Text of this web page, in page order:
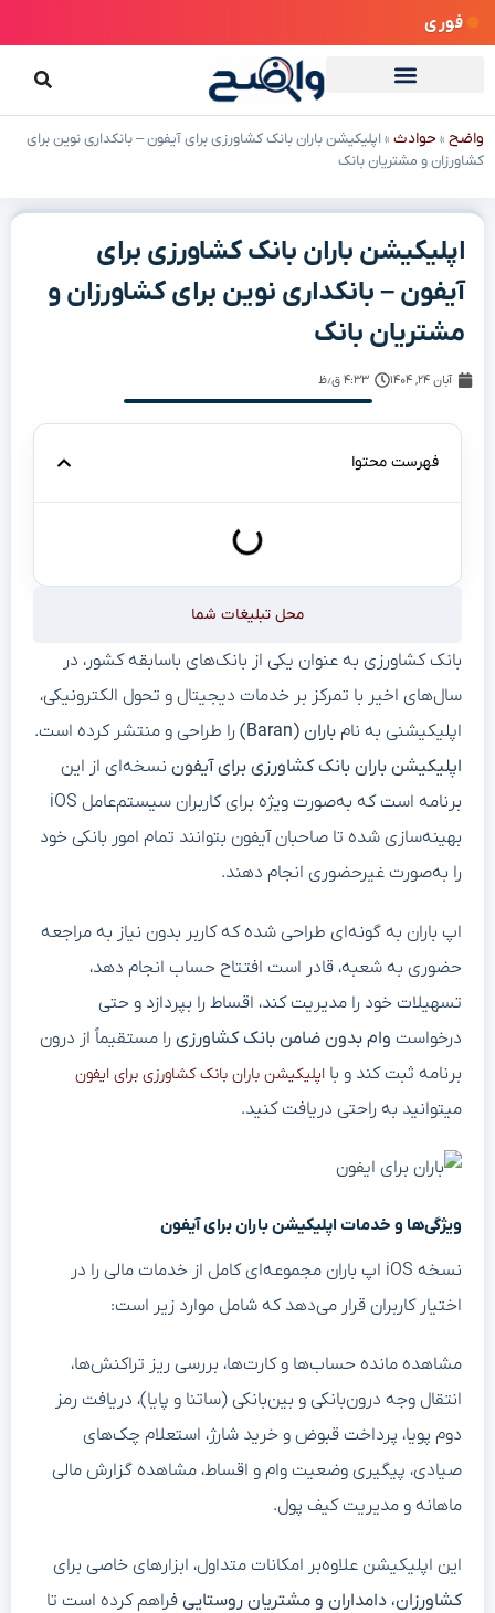
فوری
واضح » حوادث »اپلیکیشن باران بانک کشاورزی برای آیفون – بانکداری نوین برای
کشاورزان و مشتریان بانک
اپلیکیشن باران بانک کشاورزی برای
آیفون – بانکداری نوین برای کشاورزان و
مشتریان بانک
آبان ۲۴, ۱۴۰۴ ۴:۳۳ ق٫ظ
فهرست محتوا
محل تبلیغات شما
بانک کشاورزی به عنوان یکی از بانک‌های باسابقه کشور، در
سال‌های اخیر با تمرکز بر خدمات دیجیتال و تحول الکترونیکی،
اپلیکیشنی به نام باران (Baran)
را طراحی و منتشر کرده است.
اپلیکیشن باران بانک کشاورزی برای آیفون نسخه‌ای از این
برنامه است که به‌صورت ویژه برای کاربران سیستم‌عامل iOS
بهینه‌سازی شده تا صاحبان آیفون بتوانند تمام امور بانکی خود
را به‌صورت غیرحضوری انجام دهند.
اپ باران به گونه‌ای طراحی شده که کاربر بدون نیاز به مراجعه
حضوری به شعبه، قادر است افتتاح حساب انجام دهد،
تسهیلات خود را مدیریت کند، اقساط را بپردازد و حتی
درخواست وام بدون ضامن بانک کشاورزی را مستقیماً از درون
برنامه ثبت کند و با اپلیکیشن باران بانک کشاورزی برای ایفون
میتوانید به راحتی دریافت کنید.
ویژگی‌ها و خدمات اپلیکیشن باران برای آیفون
نسخه iOS اپ باران مجموعه‌ای کامل از خدمات مالی را در
اختیار کاربران قرار می‌دهد که شامل موارد زیر است:
مشاهده مانده حساب‌ها و کارت‌ها، بررسی ریز تراکنش‌ها،
انتقال وجه درون‌بانکی و بین‌بانکی (ساتنا و پایا)، دریافت رمز
دوم پویا، پرداخت قبوض و خرید شارژ، استعلام چک‌های
صیادی، پیگیری وضعیت وام و اقساط، مشاهده گزارش مالی
ماهانه و مدیریت کیف پول.
این اپلیکیشن علاوه‌بر امکانات متداول، ابزارهای خاصی برای
کشاورزان، دامداران و مشتریان روستایی فراهم کرده است تا